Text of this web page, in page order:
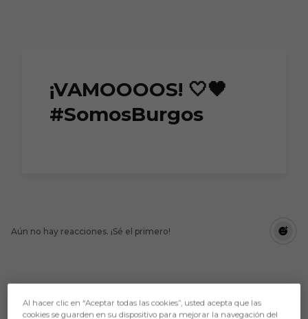
¡VAMOOOOS! 🤍🖤
#SomosBurgos
Aún no hay reacciones. ¡Sé el primero!
Al hacer clic en “Aceptar todas las cookies”, usted acepta que las
cookies se guarden en su dispositivo para mejorar la navegación del